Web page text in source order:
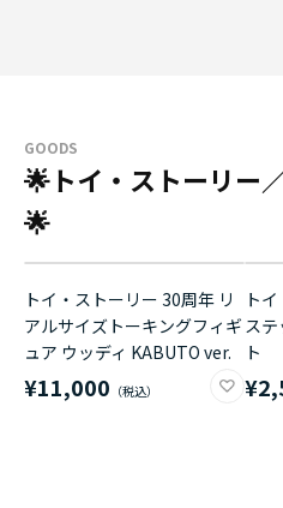
GOODS
🌟トイ・ストーリー
🌟
トイ・ストーリー 30周年 リ
アルサイズトーキングフィギ
ュア ウッディ KABUTO ver.
¥11,000
ト
ステ
ト